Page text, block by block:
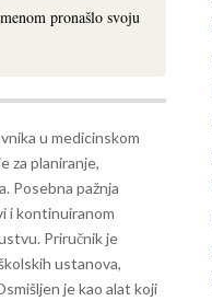
pronašlo svoju
u medicinskom
za planiranje,
Posebna pažnja
i kontinuiranom
Priručnik je
ustanova,
je kao alat koji